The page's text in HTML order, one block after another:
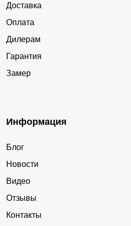
Доставка
Оплата
Дилерам
Гарантия
Замер
Информация
Блог
Новости
Видео
Отзывы
Контакты